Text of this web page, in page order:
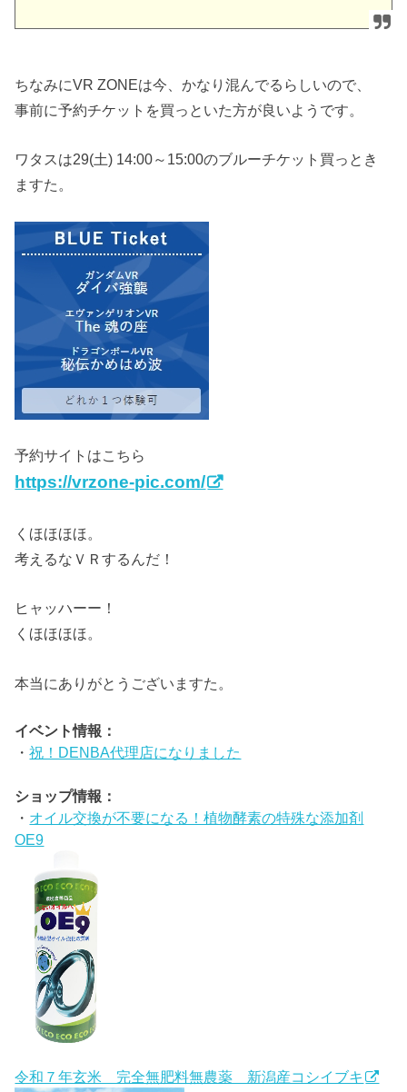
ちなみにVR ZONEは今、かなり混んでるらしいので、
事前に予約チケットを買っといた方が良いようです。
ワタスは29(土) 14:00～15:00のブルーチケット買っとき
ますた。
予約サイトはこちら
https://vrzone-pic.com/
くほほほほ。
考えるなＶＲするんだ！
ヒャッハーー！
くほほほほ。
本当にありがとうございますた。
イベント情報：
・祝！DENBA代理店になりました
ショップ情報：
・ オイル交換が不要になる！植物酵素の特殊な添加剤
OE9
令和７年玄米 完全無肥料無農薬 新潟産コシイブキ